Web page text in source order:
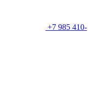
+7 985 410-